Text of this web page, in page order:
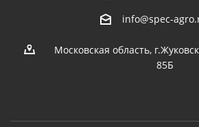
info@spec-
Московская область,
85Б